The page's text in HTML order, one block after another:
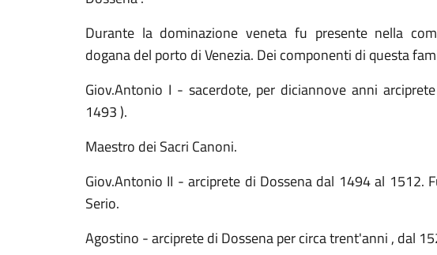
Durante la dominazione veneta fu presente nella
dogana del porto di Venezia. Dei componenti di questa
Giov.Antonio I - sacerdote, per diciannove anni
1493 ).
Maestro dei Sacri Canoni.
Giov.Antonio II - arciprete di Dossena dal 1494 al 1512.
Serio.
Agostino - arciprete di Dossena per circa trent'anni , dal